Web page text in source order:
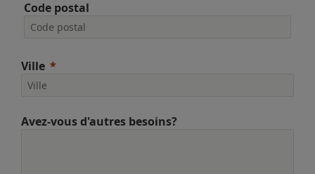
Code postal
Ville
Avez-vous d'autres besoins?